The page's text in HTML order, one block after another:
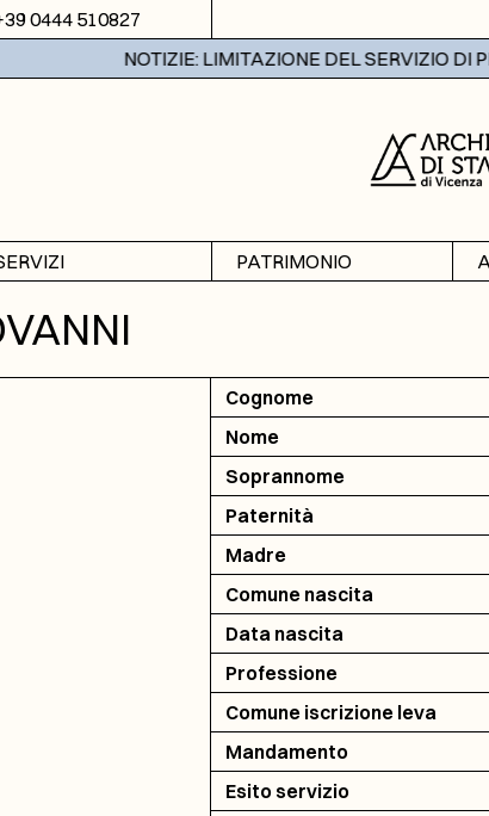
0444 510827
NOTIZIE: LIMITAZIONE DEL SERVIZIO DI
PATRIMONIO
Cognome
Nome
Soprannome
Paternità
Madre
Comune nascita
Data nascita
Professione
Comune iscrizione leva
Mandamento
Esito servizio